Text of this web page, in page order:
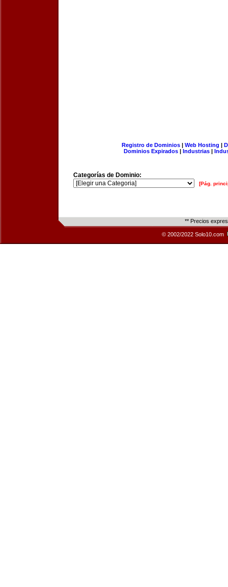
Registro de Dominios| Web Hosting |
Dominios Expirados | Industrias |
Categorías de Dominio:
[Pág.
** Precios
© 2002/2022 Solo10.com